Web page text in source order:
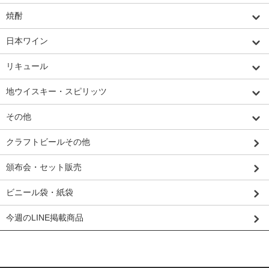
焼酎
日本ワイン
リキュール
地ウイスキー・スピリッツ
その他
クラフトビールその他
頒布会・セット販売
ビニール袋・紙袋
今週のLINE掲載商品